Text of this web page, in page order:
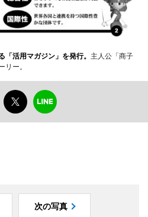
活用マガジン」を発行。 主人公「商子
ー。
次の写真